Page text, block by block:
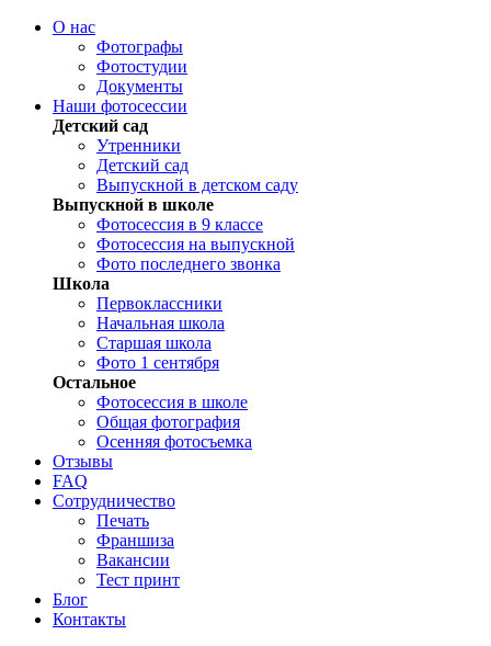
О нас
Фотографы
Фотостудии
Документы
Наши фотосессии
Детский сад
Утренники
Детский сад
Выпускной в детском саду
Выпускной в школе
Фотосессия в 9 классе
Фотосессия на выпускной
Фото последнего звонка
Школа
Первоклассники
Начальная школа
Старшая школа
Фото 1 сентября
Остальное
Фотосессия в школе
Общая фотография
Осенняя фотосъемка
Отзывы
FAQ
Сотрудничество
Печать
Франшиза
Вакансии
Тест принт
Блог
Контакты